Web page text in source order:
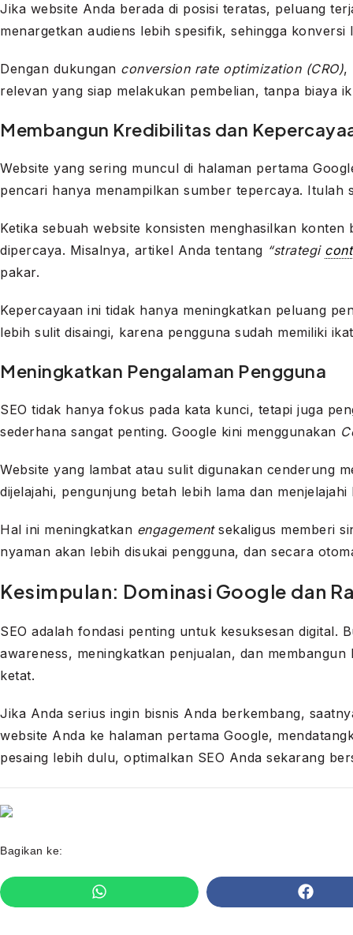
Jika website Anda berada di posisi teratas, peluang
menargetkan audiens lebih spesifik, sehingga
Dengan dukungan conversion rate optimization (CRO),
relevan yang siap melakukan pembelian, tanpa biaya
Membangun Kredibilitas dan
Website yang sering muncul di halaman pertama
pencari hanya menampilkan sumber tepercaya. Itulah
Ketika sebuah website konsisten menghasilkan
dipercaya. Misalnya, artikel Anda tentang “strategi
pakar.
Kepercayaan ini tidak hanya meningkatkan peluang
lebih sulit disaingi, karena pengguna sudah memiliki
Meningkatkan Pengalaman Pengguna
SEO tidak hanya fokus pada kata kunci, tetapi juga
sederhana sangat penting. Google kini menggunakan
Website yang lambat atau sulit digunakan cenderung
dijelajahi, pengunjung betah lebih lama dan
Hal ini meningkatkan engagementsekaligus memberi
nyaman akan lebih disukai pengguna, dan secara
Kesimpulan: Dominasi Google dan
SEO adalah fondasi penting untuk kesuksesan
awareness, meningkatkan penjualan, dan
ketat.
Jika Anda serius ingin bisnis Anda berkembang,
website Anda ke halaman pertama Google,
pesaing lebih dulu, optimalkan SEO Anda sekarang
Bagikan ke: